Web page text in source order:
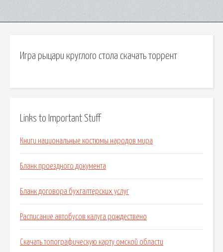
Игра рыцари круглого стола скачать торрент
Links to Important Stuff
Книги национальные костюмы народов мира
Бланк проездного документа
Бланк договора бухгалтерских услуг
Расписание автобусов калуга рождествено
Скачать топографическую карту омской области